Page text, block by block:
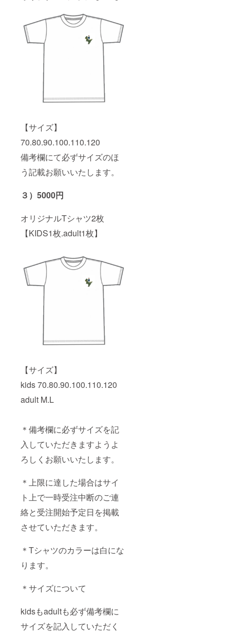
【サイズ】
70.80.90.100.110.120
備考欄にて必ずサイズのほ
う記載お願いいたします。
３）5000円
オリジナルTシャツ2枚
【KIDS1枚.adult1枚】
【サイズ】
kids 70.80.90.100.110.120
adult M.L
＊備考欄に必ずサイズを記
入していただきますようよ
ろしくお願いいたします。
＊上限に達した場合はサイ
ト上で一時受注中断のご連
絡と受注開始予定日を掲載
させていただきます。
＊Tシャツのカラーは白にな
ります。
＊サイズについて
kidsもadultも必ず備考欄に
サイズを記入していただく